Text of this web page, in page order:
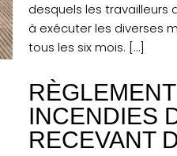
desquels les travailleurs
à exécuter les diverses
tous les six mois. […]
INCENDIES
RECEVANT